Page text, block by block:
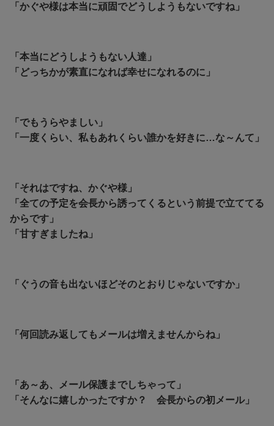
「かぐや様は本当に頑固でどうしようもないですね」
「本当にどうしようもない人達」
「どっちかが素直になれば幸せになれるのに」
「でもうらやましい」
「一度くらい、私もあれくらい誰かを好きに…な～んて」
「それはですね、かぐや様」
「 全ての予定を会長から誘ってくるという前提で立ててる
からです」
「 甘すぎましたね」
「ぐうの音も出ないほどそのとおりじゃないですか」
「何回読み返してもメールは増えませんからね」
「あ～あ、メール保護までしちゃって」
「そんなに嬉しかったですか？ 会長からの初メール」